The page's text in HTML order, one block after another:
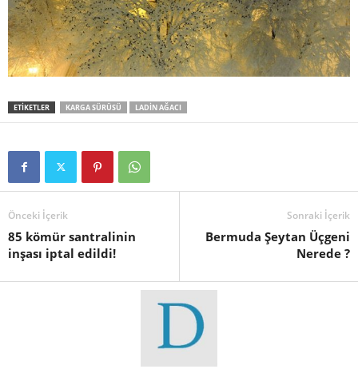
ETIKETLER KARGA SÜRÜSÜ LADIN AĞACI
Önceki İçerik
85 kömür santralinin
inşası iptal edildi!
Sonraki İçerik
Bermuda Şeytan Üçgeni
Nerede ?